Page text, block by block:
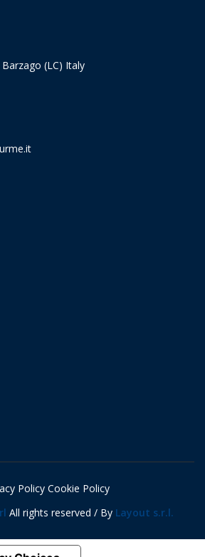
(LC) Italy
Policy Cookie Policy
All rights reserved / By Layout s.r.l.